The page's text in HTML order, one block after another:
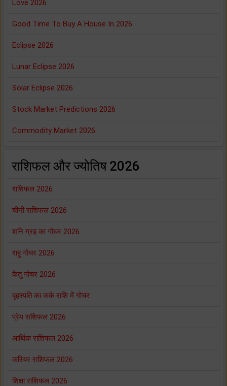
Love 2026
Good Time To Buy A House In 2026
Eclipse 2026
Lunar Eclipse 2026
Solar Eclipse 2026
Stock Market Predictions 2026
Commodity Market 2026
राशिफल और ज्योतिष 2026
राशिफल 2026
चीनी राशिफल 2026
शनि ग्रह का गोचर 2026
राहु गोचर 2026
केतु गोचर 2026
बृहस्पति का कर्क राशि में गोचर
प्रेम राशिफल 2026
आर्थिक राशिफल 2026
करियर राशिफल 2026
शिक्षा राशिफल 2026